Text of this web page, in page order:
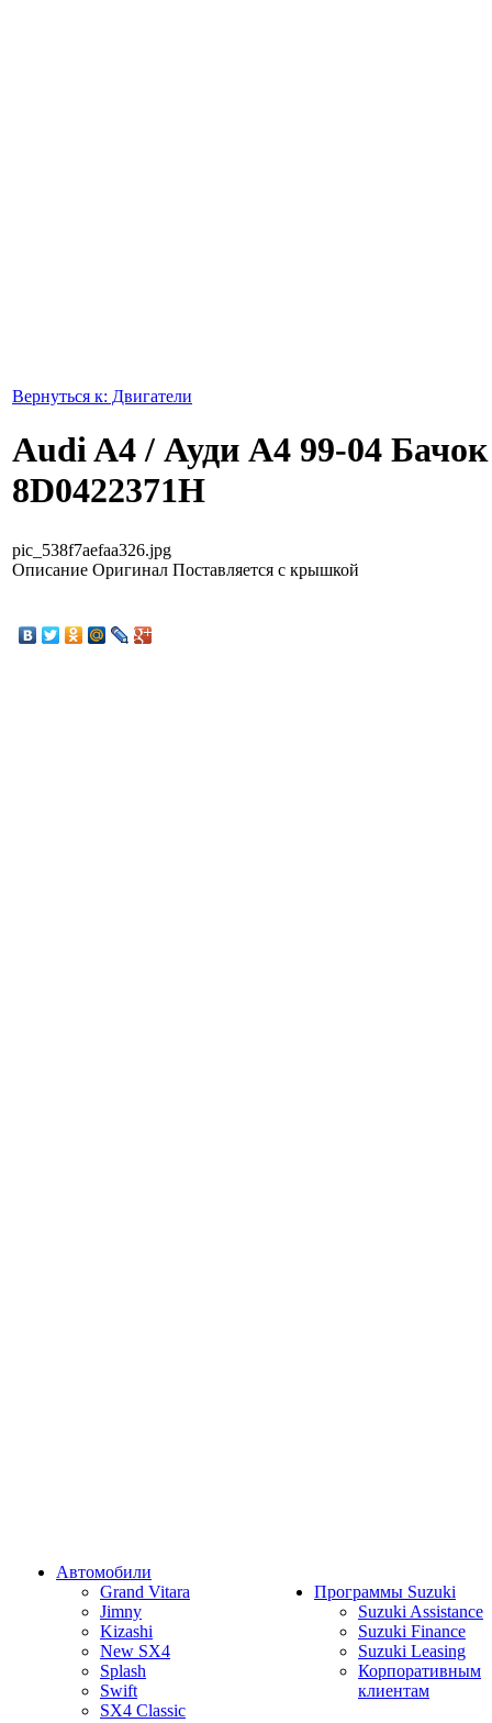
Вернуться к: Двигатели
Audi A4 / Ауди А4 99-04
8D0422371H
pic_538f7aefaa326.jpg
Описание Оригинал Поставляется с крышкой
Автомобили
Grand Vitara
Jimny
Kizashi
New SX4
Splash
Swift
SX4 Classic
Программы Suzuki
Suzuki Assistance
Suzuki Finance
Suzuki Leasing
Корпоративным
клиентам